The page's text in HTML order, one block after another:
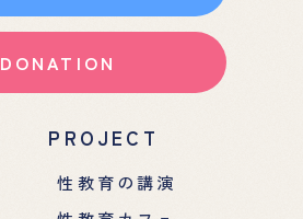
DONATION
PROJECT
性教育の講演